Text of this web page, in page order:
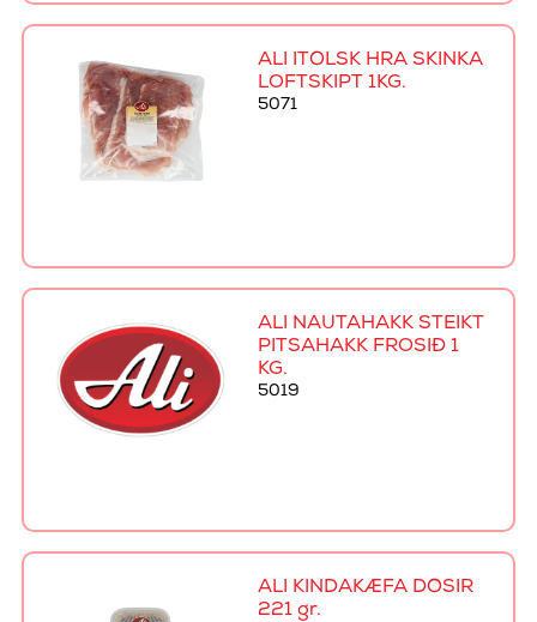
ALI ÍTÖLSK HRÁ SKINKA
LOFTSKIPT 1KG.
5071
ALI NAUTAHAKK STEIKT
PITSAHAKK FROSIÐ 1
KG.
5019
ALI KINDAKÆFA DÓSIR
221 gr.